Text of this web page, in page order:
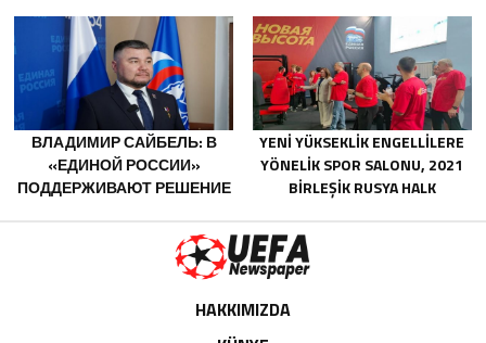
CESARETLERINDEN DOLAYI
BELGOROD BÖLGESINDEKI
GÖNÜLLÜLERE TEŞEKKÜR ETTI
ВЛАДИМИР САЙБЕЛЬ: В
«ЕДИНОЙ РОССИИ»
ПОДДЕРЖИВАЮТ РЕШЕНИЕ
БЫВШИХ УЧАСТНИКОВ СВО
СОЦКОНТРАКТА
YENI YÜKSEKLIK ENGELLILERE
YÖNELIK SPOR SALONU, 2021
BIRLEŞIK RUSYA HALK
SARATOV’DA AÇILDI
HAKKIMIZDA